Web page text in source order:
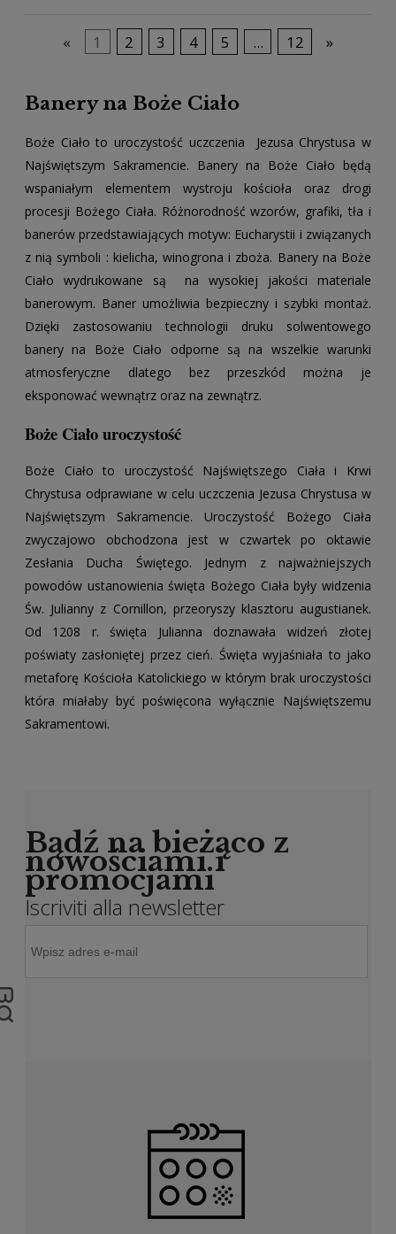
« 1 2 3 4 5 ... 12 »
Banery na Boże Ciało
Boże Ciało to uroczystość uczczenia Jezusa Chrystusa w
Najświętszym Sakramencie. Banery na Boże Ciało będą
wspaniałym elementem wystroju kościoła oraz drogi
procesji Bożego Ciała. Różnorodność wzorów, grafiki, tła i
banerów przedstawiających motyw: Eucharystii i związanych
z nią symboli : kielicha, winogrona i zboża. Banery na Boże
Ciało wydrukowane są na wysokiej jakości materiale
banerowym. Baner umożliwia bezpieczny i szybki montaż.
Dzięki zastosowaniu technologii druku solwentowego
banery na Boże Ciało odporne są na wszelkie warunki
atmosferyczne dlatego bez przeszkód można je
eksponować wewnątrz oraz na zewnątrz.
Boże Ciało uroczystość
Boże Ciało to uroczystość Najświętszego Ciała i Krwi
Chrystusa odprawiane w celu uczczenia Jezusa Chrystusa w
Najświętszym Sakramencie. Uroczystość Bożego Ciała
zwyczajowo obchodzona jest w czwartek po oktawie
Zesłania Ducha Świętego. Jednym z najważniejszych
powodów ustanowienia święta Bożego Ciała były widzenia
Św. Julianny z Cornillon, przeoryszy klasztoru augustianek.
Od 1208 r. święta Julianna doznawała widzeń złotej
poświaty zasłoniętej przez cień. Święta wyjaśniała to jako
metaforę Kościoła Katolickiego w którym brak uroczystości
która miałaby być poświęcona wyłącznie Najświętszemu
Sakramentowi.
Bądź na bieżąco z
nowościami i
promocjami
Iscriviti alla newsletter